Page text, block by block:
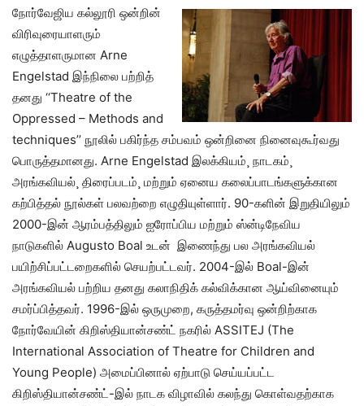
நோர்வேஜிய கல்லூரி ஒன்றின்
விரிவுரையாளரும்
எழுத்தாளருமான Arne
Engelstad இந்நிலை பற்றித்
தனது ‘‘Theatre of the
Oppressed – Methods and
techniques’’ நூலில் பகிர்ந்த சம்பவம் ஒன்றினை நினைவுகூர்வது
பொருத்தமானது. Arne Engelstad இலக்கியம்¸ நாடகம்¸
அரங்கவியல்¸ திரைப்படம்¸ மற்றும் ஏனைய கலைப்பாடங்களுக்கான
கற்பித்தல் நூல்கள் பலவற்றை எழுதியுள்ளார். 90-களின் இறுதியிலும்
2000-இன் ஆரம்பத்திலும் ஐரோப்பிய மற்றும் ஸ்ன்டிநேவிய
நாடுகளில் Augusto Boal உடன் இணைந்து பல அரங்கவியல்
பயிற்சிப்பட்டறைகளில் செயற்பட்டவர். 2004-இல் Boal-இன்
அரங்கவியல் பற்றிய தனது கலாநிதிக் கல்விக்கான ஆய்வினையும்
சமர்ப்பித்தவர். 1996-இல் ஒருமுறை, கருத்தமர்வு ஒன்றிற்காக
நோர்வேயின் கிறிஸ்தியான்சண்ட் நகரில் ASSITEJ (The
International Association of Theatre for Children and
Young People) அமைப்பினால் ஏற்பாடு செய்யப்பட்ட
கிறிஸ்தியான்சண்ட்-இல் நாடக விழாவில் கலந்து கொள்வதற்காக